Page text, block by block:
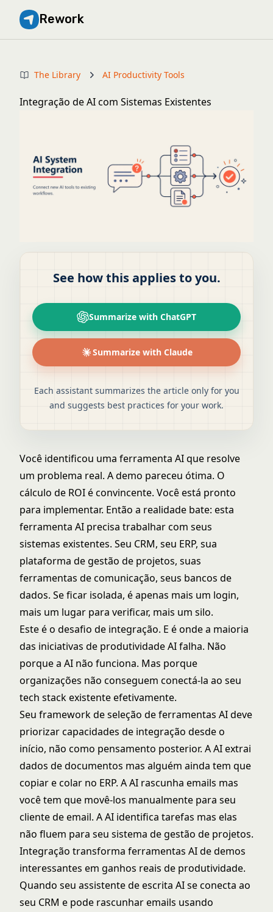
Rework
The Library AI Productivity Tools
Integração de AI com Sistemas Existentes
See how this applies to you.
Summarize with ChatGPT
Summarize with Claude
Each assistant summarizes the article only for you
and suggests best practices for your work.
Você identificou uma ferramenta AI que resolve
um problema real. A demo pareceu ótima. O
cálculo de ROI é convincente. Você está pronto
para implementar. Então a realidade bate: esta
ferramenta AI precisa trabalhar com seus
sistemas existentes. Seu CRM, seu ERP, sua
plataforma de gestão de projetos, suas
ferramentas de comunicação, seus bancos de
dados. Se ficar isolada, é apenas mais um login,
mais um lugar para verificar, mais um silo.
Este é o desafio de integração. E é onde a maioria
das iniciativas de produtividade AI falha. Não
porque a AI não funciona. Mas porque
organizações não conseguem conectá-la ao seu
tech stack existente efetivamente.
Seu framework de seleção de ferramentas AIdeve
priorizar capacidades de integração desde o
início, não como pensamento posterior. A AI extrai
dados de documentos mas alguém ainda tem que
copiar e colar no ERP. A AI rascunha emails mas
você tem que movê-los manualmente para seu
cliente de email. A AI identifica tarefas mas elas
não fluem para seu sistema de gestão de projetos.
Integração transforma ferramentas AI de demos
interessantes em ganhos reais de produtividade.
Quando seu assistente de escrita AI se conecta ao
seu CRM e pode rascunhar emails usando